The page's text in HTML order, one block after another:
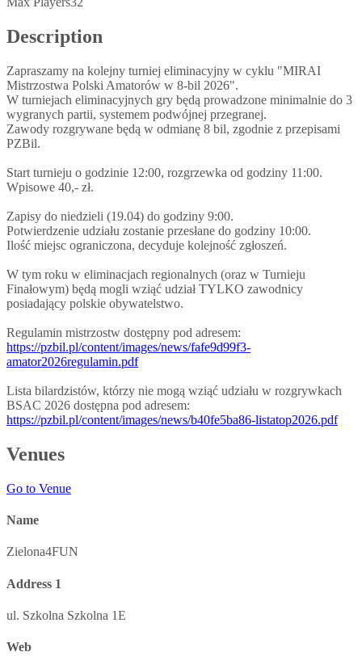
Description
Zapraszamy na kolejny turniej eliminacyjny w cyklu "MIRAI
Mistrzostwa Polski Amatorów w 8-bil 2026".
W turniejach eliminacyjnych gry będą prowadzone minimalnie do 3
wygranych partii, systemem podwójnej przegranej.
Zawody rozgrywane będą w odmianę 8 bil, zgodnie z przepisami
PZBil.
Start turnieju o godzinie 12:00, rozgrzewka od godziny 11:00.
Wpisowe 40,- zł.
Zapisy do niedzieli (19.04) do godziny 9:00.
Potwierdzenie udziału zostanie przesłane do godziny 10:00.
Ilość miejsc ograniczona, decyduje kolejność zgłoszeń.
W tym roku w eliminacjach regionalnych (oraz w Turnieju
Finałowym) będą mogli wziąć udział TYLKO zawodnicy
posiadający polskie obywatelstwo.
Regulamin mistrzostw dostępny pod adresem:
https://pzbil.pl/content/images/news/fafe9d99f3-
amator2026regulamin.pdf
Lista bilardzistów, którzy nie mogą wziąć udziału w rozgrywkach
BSAC 2026 dostępna pod adresem:
https://pzbil.pl/content/images/news/b40fe5ba86-listatop2026.pdf
Venues
Go to Venue
Name
Zielona4FUN
Address 1
ul. Szkolna Szkolna 1E
Web